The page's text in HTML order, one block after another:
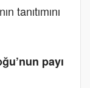
tanıtımını
payı